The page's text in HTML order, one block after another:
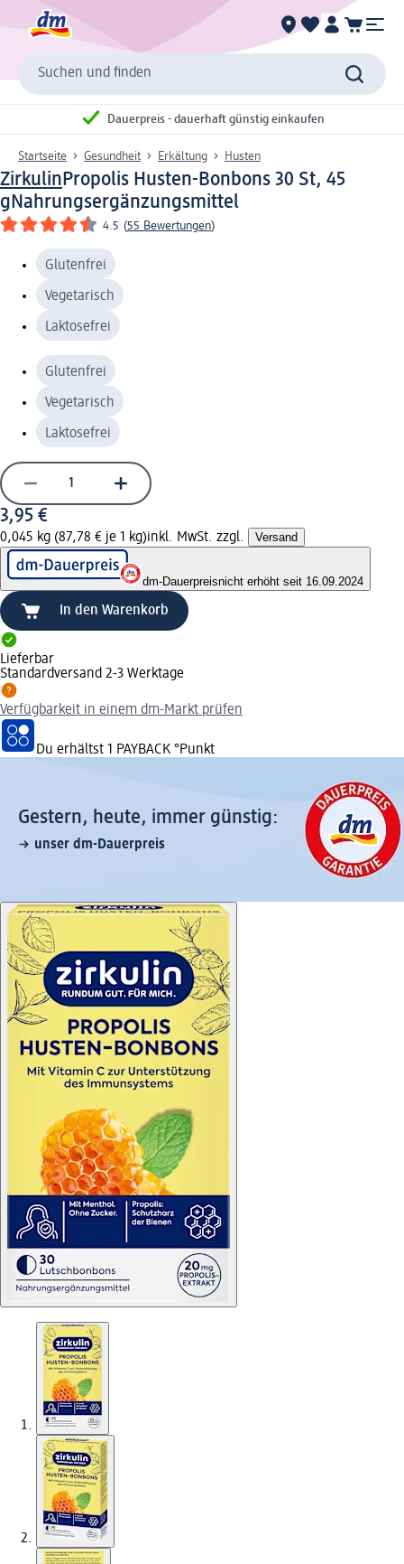
Suchen und finden
Dauerpreis - dauerhaft günstig einkaufen
Startseite Gesundheit Erkältung Husten
ZirkulinPropolis Husten-Bonbons 30 St, 45
gNahrungsergänzungsmittel
4.5 (55 Bewertungen)
Glutenfrei
Vegetarisch
Laktosefrei
Glutenfrei
Vegetarisch
Laktosefrei
3,95 €
0,045 kg (87,78 € je 1 kg)inkl. MwSt. zzgl. Versand
dm-Dauerpreisnicht erhöht seit 16.09.2024
In den Warenkorb
Lieferbar
Standardversand 2-3 Werktage
Verfügbarkeit in einem dm-Markt prüfen
Du erhältst 1 PAYBACK °Punkt
Gestern, heute, immer günstig:
unser dm-Dauerpreis